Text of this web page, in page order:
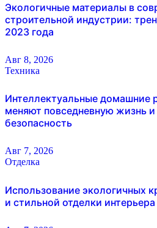
Экологичные материалы в
строительной индустрии:
2023 года
Авг 8, 2026
Техника
Интеллектуальные домашние
меняют повседневную жизнь
безопасность
Авг 7, 2026
Отделка
Использование экологичных
и стильной отделки интерьера